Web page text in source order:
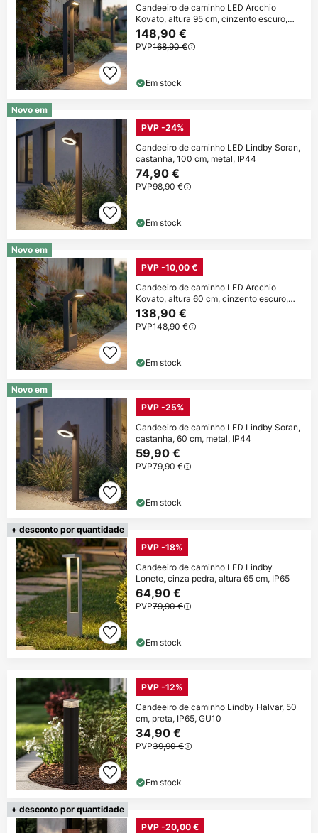
Candeeiro de caminho LED Arcchio
Kovato, altura 95 cm, cinzento escuro,
IP65
148,90 €
PVP168,90 €
Em stock
Novo em
PVP -24%
Candeeiro de caminho LED Lindby Soran,
castanha, 100 cm, metal, IP44
74,90 €
PVP98,90 €
Em stock
Novo em
PVP -10,00 €
Candeeiro de caminho LED Arcchio
Kovato, altura 60 cm, cinzento escuro,
IP65
138,90 €
PVP148,90 €
Em stock
Novo em
PVP -25%
Candeeiro de caminho LED Lindby Soran,
castanha, 60 cm, metal, IP44
59,90 €
PVP79,90 €
Em stock
+ desconto por quantidade
PVP -18%
Candeeiro de caminho LED Lindby
Lonete, cinza pedra, altura 65 cm, IP65
64,90 €
PVP79,90 €
Em stock
PVP -12%
Candeeiro de caminho Lindby Halvar, 50
cm, preta, IP65, GU10
34,90 €
PVP39,90 €
Em stock
+ desconto por quantidade
PVP -20,00 €